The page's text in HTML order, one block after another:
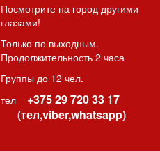
Посмотрите на город другими
глазами!
Только по выходным.
Продолжительность 2 часа
Группы до 12 чел.
тел +375 29 720 33 17
(тел,viber,whatsapp)